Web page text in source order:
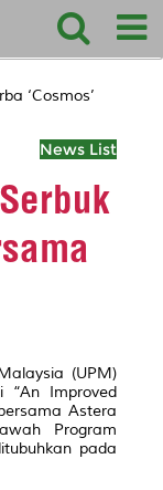
‘Cosmos’
News List
(UPM)
“An Improved
Astera
Program
pada